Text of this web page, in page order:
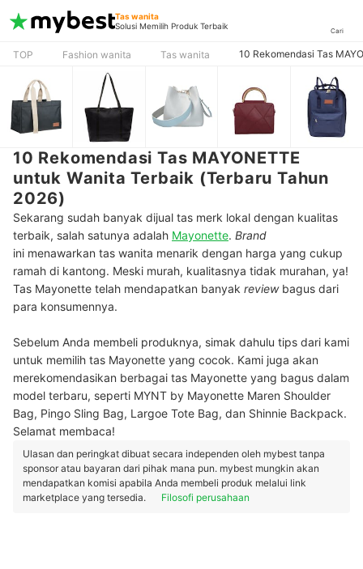
Tas wanita
Solusi Memilih Produk Terbaik
Cari
TOP Fashion wanita Tas wanita 10 Rekomendasi Tas
10 Rekomendasi Tas MAYONETTE
untuk Wanita Terbaik (Terbaru Tahun
2026)
Sekarang sudah banyak dijual tas merk lokal dengan kualitas
terbaik, salah satunya adalah Mayonette. Brand
ini menawarkan tas wanita menarik dengan harga yang cukup
ramah di kantong. Meski murah, kualitasnya tidak murahan, ya!
Tas Mayonette telah mendapatkan banyak reviewbagus dari
para konsumennya.
Sebelum Anda membeli produknya, simak dahulu tips dari kami
untuk memilih tas Mayonette yang cocok. Kami juga akan
merekomendasikan berbagai tas Mayonette yang bagus dalam
model terbaru, seperti MYNT by Mayonette Maren Shoulder
Bag, Pingo Sling Bag, Largoe Tote Bag, dan Shinnie Backpack.
Selamat membaca!
Ulasan dan peringkat dibuat secara independen oleh mybest tanpa
sponsor atau bayaran dari pihak mana pun. mybest mungkin akan
mendapatkan komisi apabila Anda membeli produk melalui link
marketplace yang tersedia.
Filosofi perusahaan